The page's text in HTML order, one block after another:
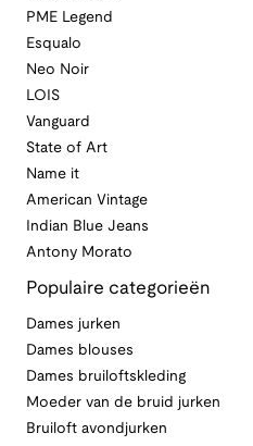
PME Legend
Esqualo
Neo Noir
LOIS
Vanguard
State of Art
Name it
American Vintage
Indian Blue Jeans
Antony Morato
Populaire categorieën
Dames jurken
Dames blouses
Dames bruiloftskleding
Moeder van de bruid jurken
Bruiloft avondjurken